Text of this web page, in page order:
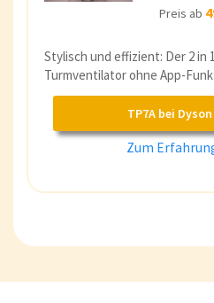
Preis ab
Stylisch und effizient: Der 2 in
Turmventilator ohne App-
TP7A bei
Zum